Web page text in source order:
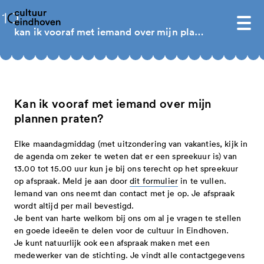
kan ik vooraf met iemand over mijn plannen praten?
aanvraagportaal 2025-2028
informatie over subsidies 2025-2028
snelgeld - aanvragen is vanaf 1
september weer mogelijk
projecten - aanvragen is vanaf 1
september weer mogelijk
programma's 2027-2028 - aanvragen is
niet mogelijk
eindhovense basis 2025-2028 -
subsidieverordening 2025-2028
cultuurscan 2023
proces cultuurscan en concept
cultuurbrief 2025-2028
besluiten 2025-2028
snelgeld 2026 tranche 2
programma's 2027-2028
toegekende subsidies 2025-2028
handige links
impuls voor jongerencultuur
toegekende subsidies impuls voor
jongerencultuur
over ons
cultuur eindhoven
missie
beleidsplan
doelstelling
organisatie
medewerkers
raad van toezicht
cultuurraad
publicaties en jaarverslagen
integriteit en verantwoording
anbi
agenda
subsidies 2021-2024
informatie over subsidies 2021 – 2024
eindhoven cultuurprijs
Kan ik vooraf met iemand over mijn
plannen praten?
Elke maandagmiddag (met uitzondering van vakanties, kijk in
de agenda om zeker te weten dat er een spreekuur is) van
13.00 tot 15.00 uur kun je bij ons terecht op het spreekuur
op afspraak. Meld je aan doordit formulier in te vullen.
Iemand van ons neemt dan contact met je op. Je afspraak
wordt altijd per mail bevestigd.
Je bent van harte welkom bij ons om al je vragen te stellen
en goede ideeën te delen voor de cultuur in Eindhoven.
Je kunt natuurlijk ook een afspraak maken met een
medewerker van de stichting. Je vindt alle contactgegevens